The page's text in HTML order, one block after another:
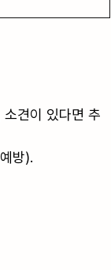
견이 있다면 추
방).